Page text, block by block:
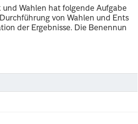
und Wahlen hat folgende Aufgabe
von Wahlen und Ents
der Ergebnisse. Die Benennun